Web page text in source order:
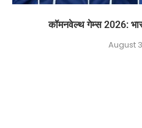
कॉमनवेल्थ गेम्स 2026:
August